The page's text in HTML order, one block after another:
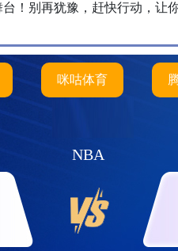
！别再犹豫，赶快行动，让
咪咕体育
NBA